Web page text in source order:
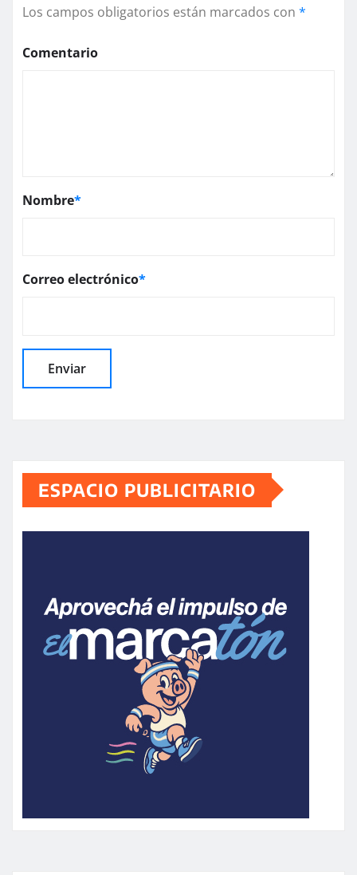
Los campos obligatorios están marcados con *
Comentario
Nombre*
Correo electrónico*
ESPACIO PUBLICITARIO